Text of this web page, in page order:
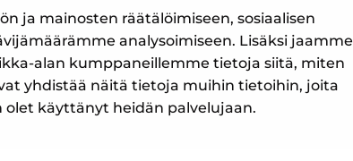
ja mainosten räätälöimiseen, sosiaalisen
analysoimiseen. Lisäksi jaamme
alan kumppaneillemme tietoja siitä, miten
yhdistää näitä tietoja muihin tietoihin, joita
käyttänyt heidän palvelujaan.